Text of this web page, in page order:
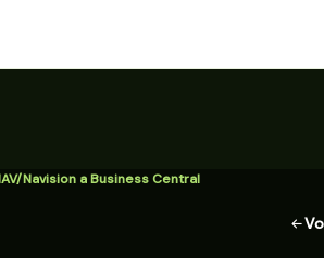
Navision a Business Central